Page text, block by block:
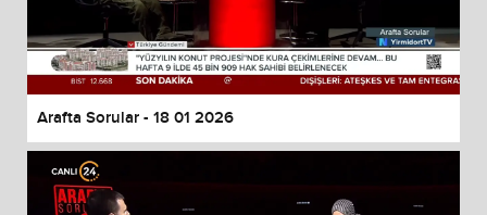
Arafta Sorular - 18 01 2026